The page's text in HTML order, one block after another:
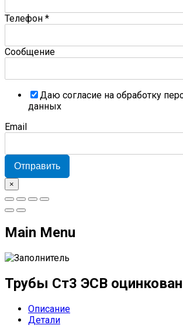
Телефон *
Сообщение
Даю согласие на обработку
данных
Email
Отправить
×
Main Menu
Трубы Ст3 ЭСВ
Описание
Детали